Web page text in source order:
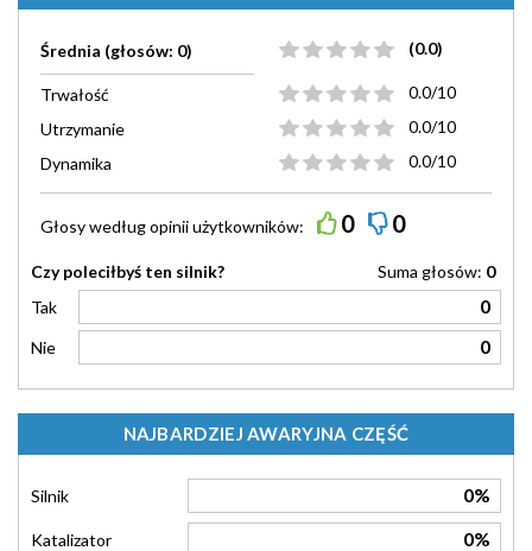
Średnia (głosów: 0) (0.0)
Trwałość
0.0/10
Utrzymanie
0.0/10
Dynamika
0.0/10
Głosy wedługopiniiużytkowników: 0 0
Czy poleciłbyś ten silnik? Suma głosów: 0
Tak
0
Nie 0
NAJBARDZIEJ AWARYJNA CZĘŚĆ
Silnik 0%
Katalizator 0%